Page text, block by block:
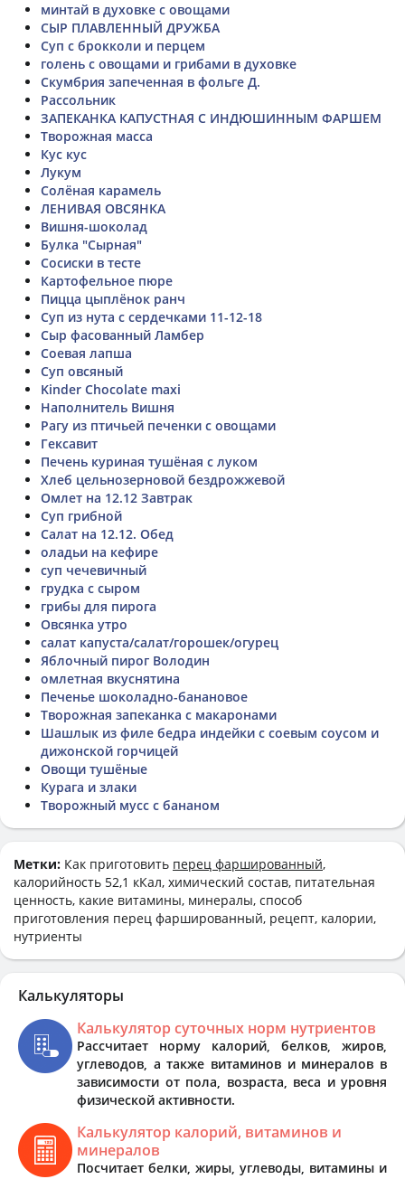
минтай в духовке с овощами
СЫР ПЛАВЛЕННЫЙ ДРУЖБА
Суп с брокколи и перцем
голень с овощами и грибами в духовке
Скумбрия запеченная в фольге Д.
Рассольник
ЗАПЕКАНКА КАПУСТНАЯ С ИНДЮШИННЫМ ФАРШЕМ
Творожная масса
Кус кус
Лукум
Солёная карамель
ЛЕНИВАЯ ОВСЯНКА
Вишня-шоколад
Булка "Сырная"
Сосиски в тесте
Картофельное пюре
Пицца цыплёнок ранч
Суп из нута с сердечками 11-12-18
Сыр фасованный Ламбер
Соевая лапша
Суп овсяный
Kinder Chocolate maxi
Наполнитель Вишня
Рагу из птичьей печенки с овощами
Гексавит
Печень куриная тушёная с луком
Хлеб цельнозерновой бездрожжевой
Омлет на 12.12 Завтрак
Суп грибной
Салат на 12.12. Обед
оладьи на кефире
суп чечевичный
грудка с сыром
грибы для пирога
Овсянка утро
салат капуста/салат/горошек/огурец
Яблочный пирог Володин
омлетная вкуснятина
Печенье шоколадно-банановое
Творожная запеканка с макаронами
Шашлык из филе бедра индейки с соевым соусом и
дижонской горчицей
Овощи тушёные
Курага и злаки
Творожный мусс с бананом
Метки: Как приготовить перец фаршированный,
калорийность 52,1 кКал, химический состав, питательная
ценность, какие витамины, минералы, способ
приготовления перец фаршированный, рецепт, калории,
нутриенты
Калькуляторы
Калькулятор суточных норм нутриентов
Рассчитает норму калорий, белков, жиров,
углеводов, а также витаминов и минералов в
зависимости от пола, возраста, веса и уровня
физической активности.
Калькулятор калорий, витаминов и
минералов
Посчитает белки, жиры, углеводы, витамины и